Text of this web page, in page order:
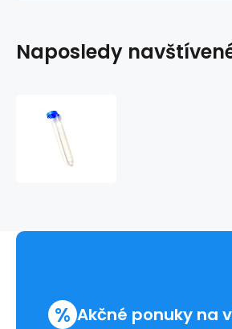
Naposledy
nesterilná
% Akčné ponuky na